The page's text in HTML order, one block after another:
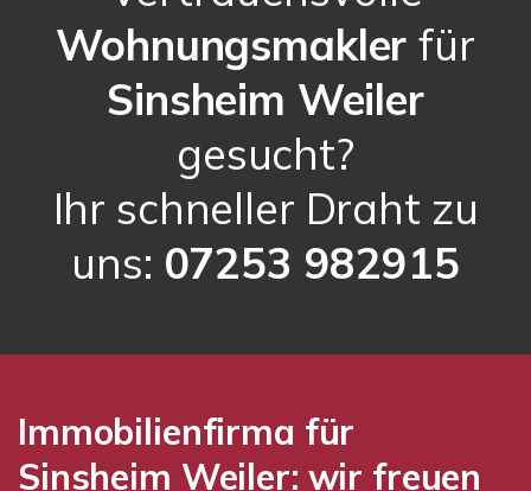
Wohnungsmaklerfür
Sinsheim Weiler
gesucht?
Ihr schneller Draht zu
uns: 07253 982915
Immobilienfirma für
Sinsheim Weiler: wir freuen